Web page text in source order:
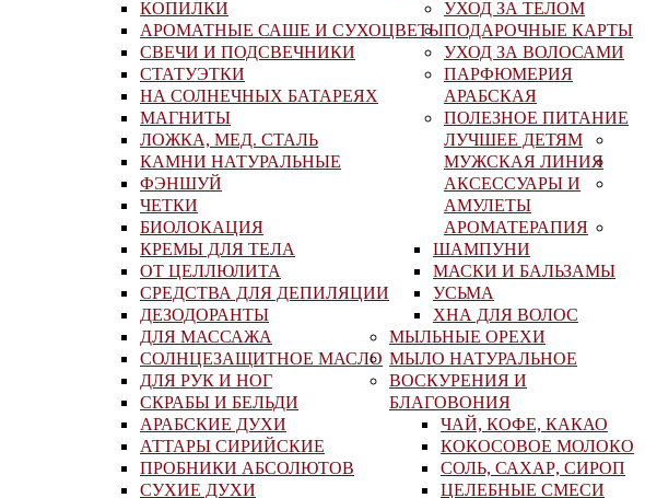
КОПИЛКИ
АРОМАТНЫЕ САШЕ И СУХОЦВЕТЫ
СВЕЧИ И ПОДСВЕЧНИКИ
СТАТУЭТКИ
НА СОЛНЕЧНЫХ БАТАРЕЯХ
МАГНИТЫ
ЛОЖКА, МЕД. СТАЛЬ
КАМНИ НАТУРАЛЬНЫЕ
ФЭНШУЙ
ЧЕТКИ
БИОЛОКАЦИЯ
УХОД ЗА ТЕЛОМ
КРЕМЫ ДЛЯ ТЕЛА
ОТ ЦЕЛЛЮЛИТА
СРЕДСТВА ДЛЯ ДЕПИЛЯЦИИ
ДЕЗОДОРАНТЫ
ДЛЯ МАССАЖА
СОЛНЦЕЗАЩИТНОЕ МАСЛО
ДЛЯ РУК И НОГ
СКРАБЫ И БЕЛЬДИ
ПОДАРОЧНЫЕ КАРТЫ
УХОД ЗА ВОЛОСАМИ
ШАМПУНИ
МАСКИ И БАЛЬЗАМЫ
УСЬМА
ХНА ДЛЯ ВОЛОС
ПАРФЮМЕРИЯ
АРАБСКАЯ
АРАБСКИЕ ДУХИ
АТТАРЫ СИРИЙСКИЕ
ПРОБНИКИ АБСОЛЮТОВ
СУХИЕ ДУХИ
ПОЛЕЗНОЕ ПИТАНИЕ
ЧАЙ, КОФЕ, КАКАО
КОКОСОВОЕ МОЛОКО
СОЛЬ, САХАР, СИРОП
ЦЕЛЕБНЫЕ СМЕСИ
ЛУЧШЕЕ ДЕТЯМ
МУЖСКАЯ ЛИНИЯ
АКСЕССУАРЫ И
АМУЛЕТЫ
АРОМАТЕРАПИЯ
МЫЛЬНЫЕ ОРЕХИ
МЫЛО НАТУРАЛЬНОЕ
ВОСКУРЕНИЯ И
БЛАГОВОНИЯ